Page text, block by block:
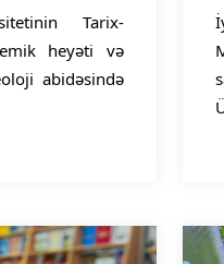
Tarix-
heyəti və
abidəsində